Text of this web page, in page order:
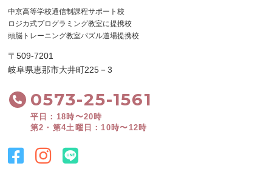
中京高等学校通信制課程サポート校
ロジカ式プログラミング教室に提携校
頭脳トレーニング教室パズル道場提携校
〒509-7201
岐阜県恵那市大井町225－3
0573-25-1561
平日：18時〜20時
第2・第4土曜日：10時〜12時